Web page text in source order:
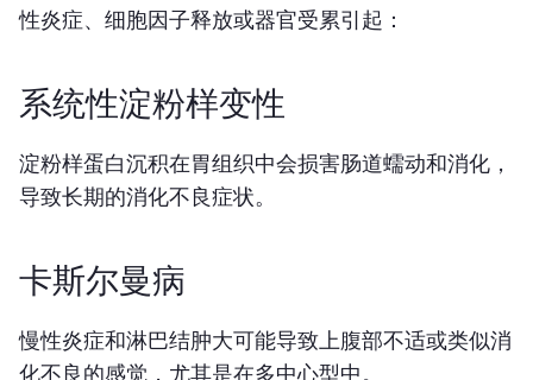
性炎症、细胞因子释放或器官受累引起：
系统性淀粉样变性
淀粉样蛋白沉积在胃组织中会损害肠道蠕动和消化，
导致长期的消化不良症状。
卡斯尔曼病
慢性炎症和淋巴结肿大可能导致上腹部不适或类似消
化不良的感觉，尤其是在多中心型中。